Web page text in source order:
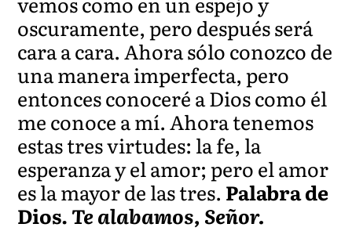
oscuramente, pero después será
cara a cara. Ahora sólo conozco de
una manera imperfecta, pero
entonces conoceré a Dios como él
me conoce a mí. Ahora tenemos
estas tres virtudes: la fe, la
esperanza y el amor; pero el amor
es la mayor de las tres. Palabra de
Dios.Te alabamos, Señor.